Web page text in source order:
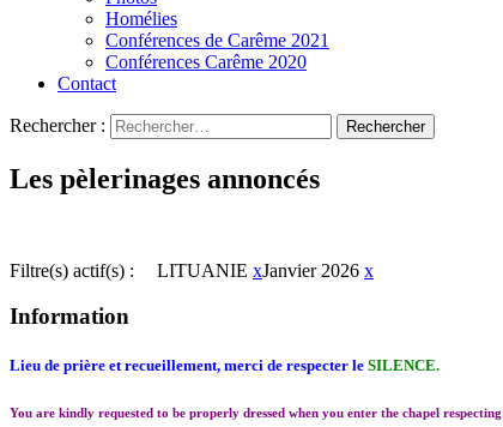
Homélies
Conférences de Carême 2021
Conférences Carême 2020
Contact
Rechercher :
Les pèlerinages annoncés
Filtre(s) actif(s) : LITUANIE xJanvier 2026 x
Information
Lieu de prière et recueillement, merci de respecter le SILENCE.
You are kindly requested to be properly dressed when you enter the chapel